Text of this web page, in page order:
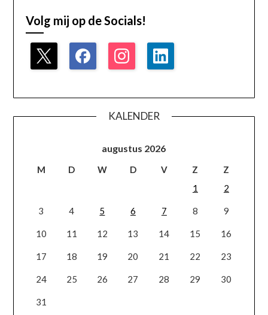
Volg mij op de Socials!
KALENDER
augustus 2026
M D W D V Z
Z
1
2
3 4 5 6 7 8 9
10 11 12 13 14 15 16
17 18 19 20 21 22 23
24 25 26 27 28 29 30
31